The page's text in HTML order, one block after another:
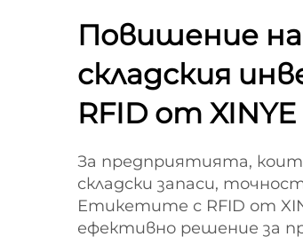
Повишение
складския
RFID от XINYE
За предприятията,
складски запаси,
Етикетите с RFID от
ефективно решение за